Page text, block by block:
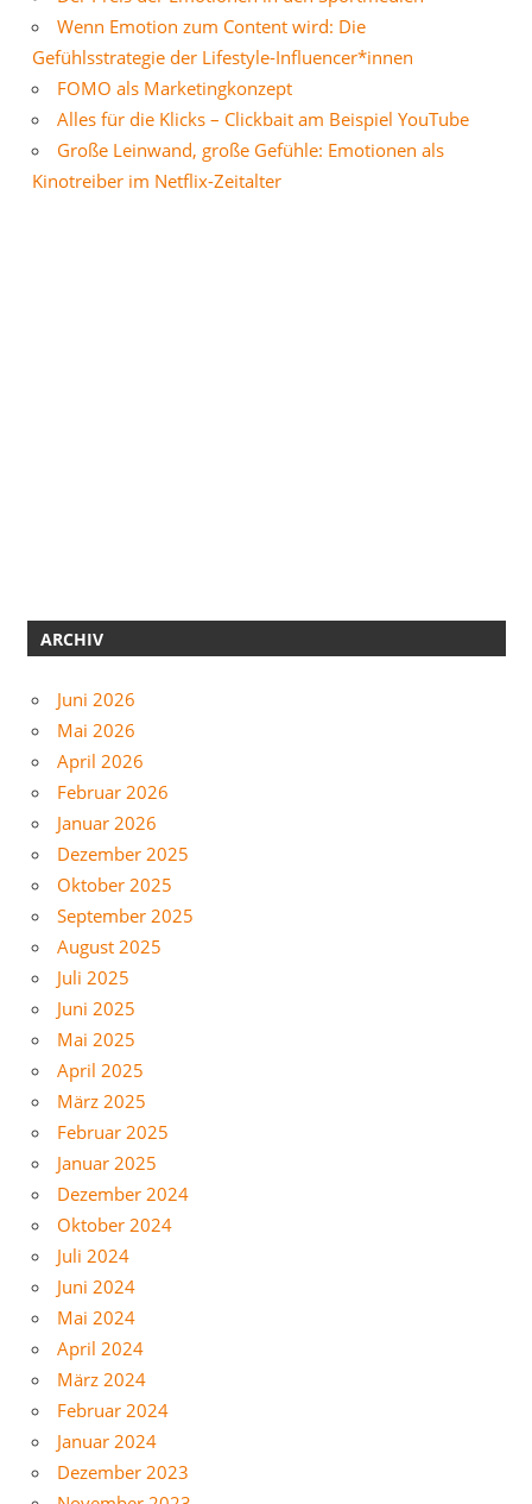
Wenn Emotion zum Content wird: Die
Gefühlsstrategie der Lifestyle-Influencer*innen
FOMO als Marketingkonzept
Alles für die Klicks – Clickbait am Beispiel YouTube
Große Leinwand, große Gefühle: Emotionen als
Kinotreiber im Netflix-Zeitalter
ARCHIV
Juni 2026
Mai 2026
April 2026
Februar 2026
Januar 2026
Dezember 2025
Oktober 2025
September 2025
August 2025
Juli 2025
Juni 2025
Mai 2025
April 2025
März 2025
Februar 2025
Januar 2025
Dezember 2024
Oktober 2024
Juli 2024
Juni 2024
Mai 2024
April 2024
März 2024
Februar 2024
Januar 2024
Dezember 2023